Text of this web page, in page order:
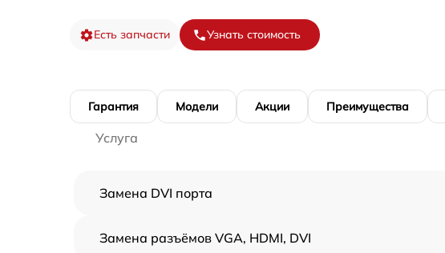
Есть запчасти Узнать стоимость
Гарантия Модели Акции Преимущества
Услуга
Замена DVI порта
Замена разъёмов VGA, HDMI, DVI